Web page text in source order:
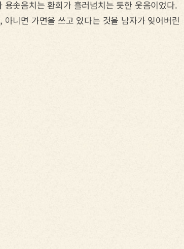
솟음치는 환희가 흘러넘치는 듯한 웃음이었다.
니면 가면을 쓰고 있다는 것을 남자가 잊어버린